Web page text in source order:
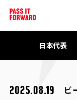
日本代表
2025.08.19 ビ